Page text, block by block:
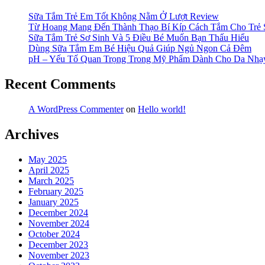
Sữa Tắm Trẻ Em Tốt Không Nằm Ở Lượt Review
Từ Hoang Mang Đến Thành Thạo Bí Kíp Cách Tắm Cho Trẻ
Sữa Tắm Trẻ Sơ Sinh Và 5 Điều Bé Muốn Bạn Thấu Hiểu
Dùng Sữa Tắm Em Bé Hiệu Quả Giúp Ngủ Ngon Cả Đêm
pH – Yếu Tố Quan Trọng Trong Mỹ Phẩm Dành Cho Da
Recent Comments
A WordPress Commenteron Hello world!
Archives
May 2025
April 2025
March 2025
February 2025
January 2025
December 2024
November 2024
October 2024
December 2023
November 2023